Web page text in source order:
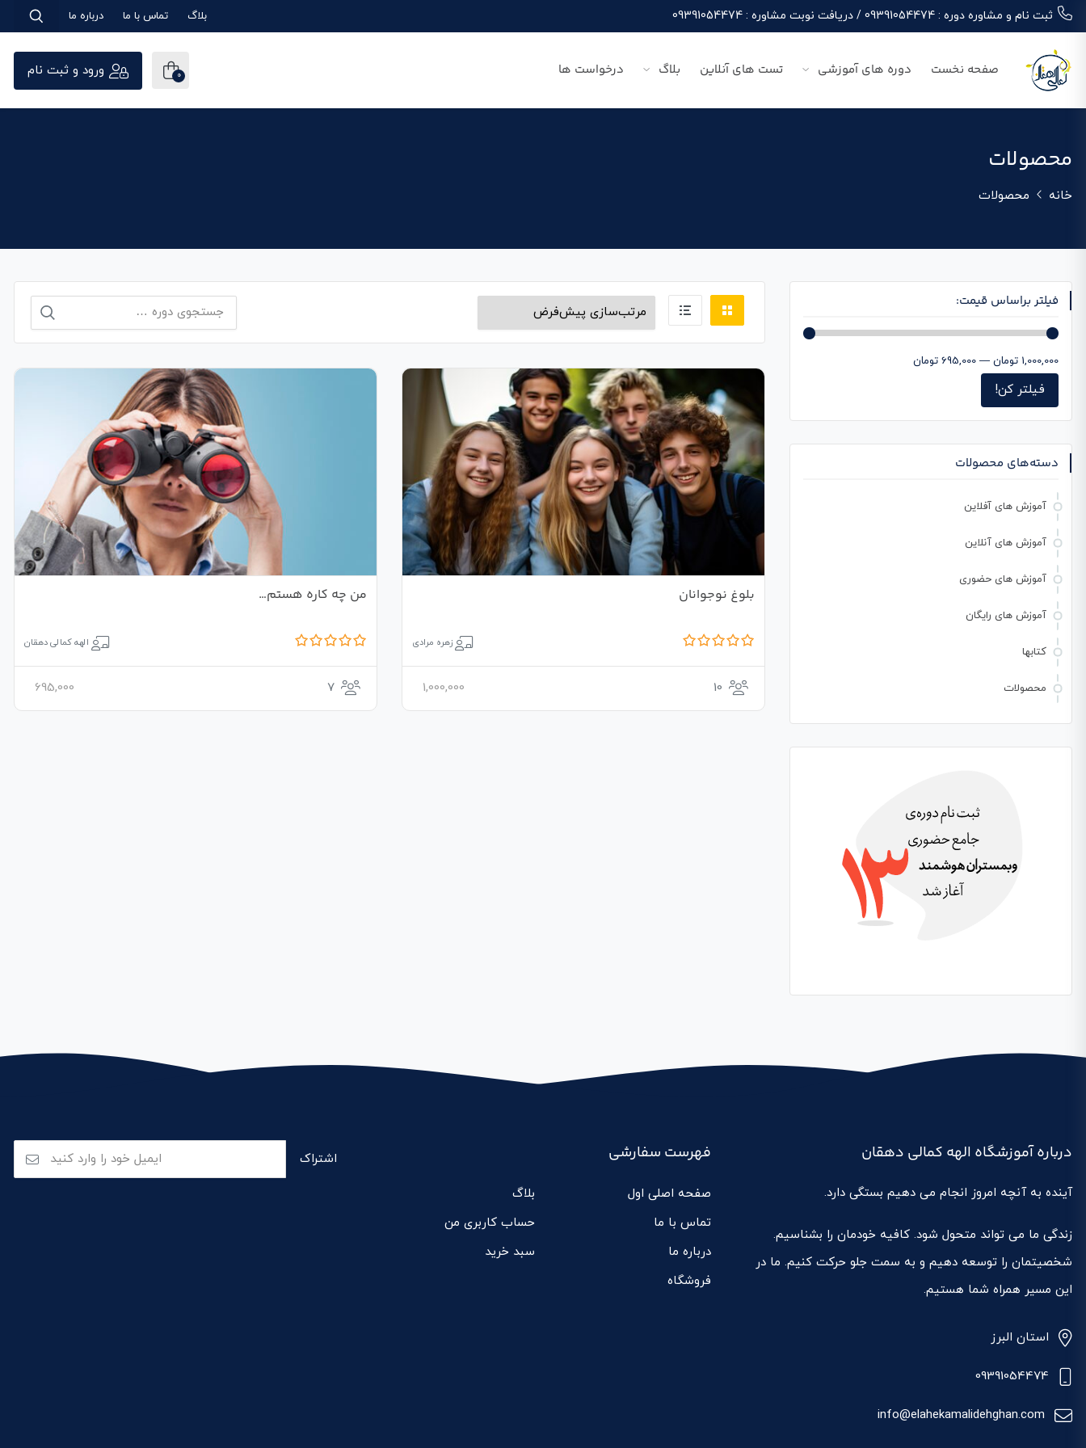
ثبت نام و مشاوره دوره : 09391054474 / دریافت نوبت مشاوره : 09391054474 بلاگ تماس با ما درباره ما
صفحه نخست دوره های آموزشی تست های آنلاین بلاگ درخواست ها 0 ورود و ثبت نام
محصولات
خانه محصولات
جستجو
برای:
بلوغ نوجوانان
زهره مرادی
10
1,000,000
من چه کاره هستم…
الهه کمالی دهقان
7
695,000
فیلتر براساس قیمت:
1,000,000 تومان —695,000 تومان
فیلتر کن!
دسته‌های محصولات
آموزش های آفلاین
آموزش های آنلاین
آموزش های حضوری
آموزش های رایگان
کتابها
محصولات
درباره آموزشگاه الهه کمالی دهقان
آینده به آنچه امروز انجام می دهیم بستگی دارد.
زندگی ما می تواند متحول شود. کافیه خودمان را بشناسیم.
شخصیتمان را توسعه دهیم و به سمت جلو حرکت کنیم. ما در
این مسیر همراه شما هستیم.
استان البرز
09391054474
info@elahekamalidehghan.com
فهرست سفارشی
صفحه اصلی اول
بلاگ
تماس با ما
حساب کاربری من
درباره ما
سبد خرید
فروشگاه